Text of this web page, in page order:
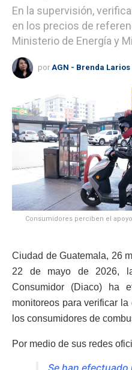
En la supervisión,
en los precios de
Ministerio de Energía y
por AGN - Brenda Larios
Consumidores perciben el
Ciudad de Guatemala, 26
22 de mayo de 2026,
Consumidor (Diaco) ha
monitoreos para verificar
los consumidores de
Por medio de sus redes